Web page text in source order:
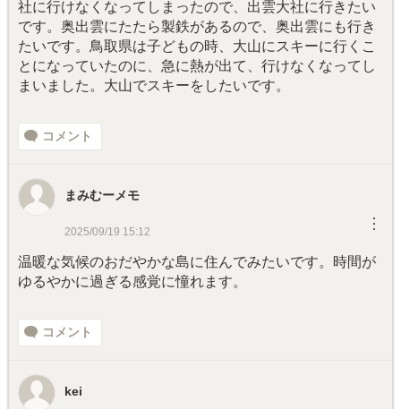
社に行けなくなってしまったので、出雲大社に行きたい
です。奥出雲にたたら製鉄があるので、奥出雲にも行き
たいです。鳥取県は子どもの時、大山にスキーに行くこ
とになっていたのに、急に熱が出て、行けなくなってし
まいました。大山でスキーをしたいです。
コメント
まみむーメモ
2025/09/19 15:12 ︙
温暖な気候のおだやかな島に住んでみたいです。時間が
ゆるやかに過ぎる感覚に憧れます。
コメント
kei